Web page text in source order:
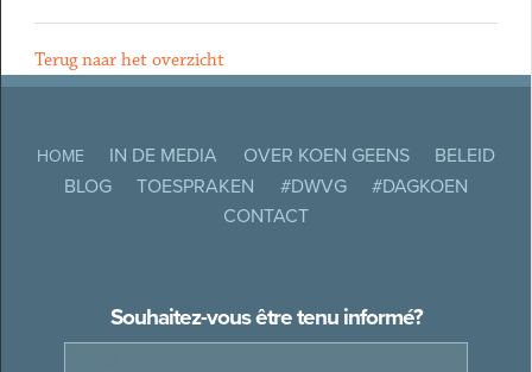
Terug naar het overzicht
HOME IN DE MEDIA OVER KOEN GEENS
BELEID
BLOG
TOESPRAKEN #DWVG
#DAGKOEN
CONTACT
Souhaitez-vous être tenu informé?